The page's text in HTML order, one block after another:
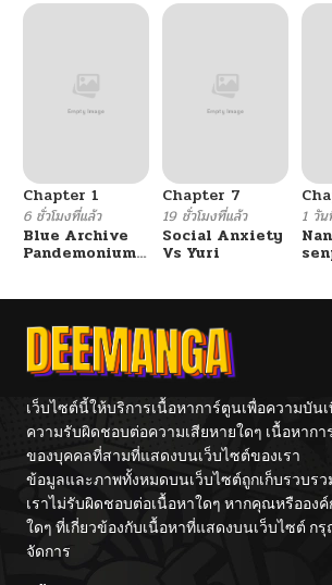
Chapter 1
6 ชั่วโมงที่แล้ว
Blue Archive
Pandemonium
Chapter 7
19 ชั่วโมงที่แล้ว
Social Anxiety
Vs Yuri
1 วั
เว็บไซต์นี้ให้บริการเนื้อหาการ์ตูนเพื่อความบัน
ความรับผิดชอบต่อความเสียหายใดๆ เนื้อหาก
ของบุคคลที่สามที่แสดงบนเว็บไซต์ของเรา
ข้อมูลและภาพทั้งหมดบนเว็บไซต์ถูกเก็บรวบรว
เราไม่รับผิดชอบต่อเนื้อหาใดๆ หากคุณหรืออ
ใดๆ ที่เกี่ยวข้องกับเนื้อหาที่แสดงบนเว็บไซต์ ก
จัดการ